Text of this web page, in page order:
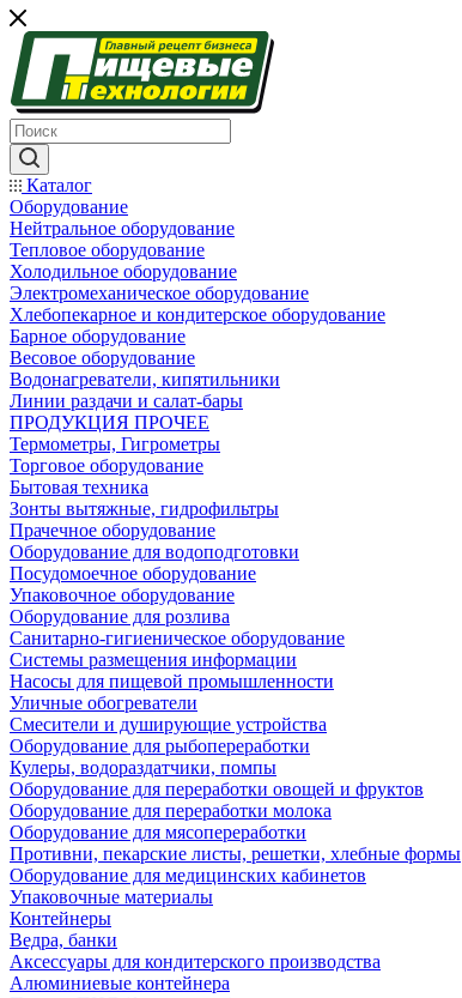
Каталог
Оборудование
Нейтральное оборудование
Тепловое оборудование
Холодильное оборудование
Электромеханическое оборудование
Хлебопекарное и кондитерское оборудование
Барное оборудование
Весовое оборудование
Водонагреватели, кипятильники
Линии раздачи и салат-бары
ПРОДУКЦИЯ ПРОЧЕЕ
Термометры, Гигрометры
Торговое оборудование
Бытовая техника
Зонты вытяжные, гидрофильтры
Прачечное оборудование
Оборудование для водоподготовки
Посудомоечное оборудование
Упаковочное оборудование
Оборудование для розлива
Санитарно-гигиеническое оборудование
Системы размещения информации
Насосы для пищевой промышленности
Уличные обогреватели
Смесители и душирующие устройства
Оборудование для рыбопереработки
Кулеры, водораздатчики, помпы
Оборудование для переработки овощей и фруктов
Оборудование для переработки молока
Оборудование для мясопереработки
Противни, пекарские листы, решетки, хлебные формы
Оборудование для медицинских кабинетов
Упаковочные материалы
Контейнеры
Ведра, банки
Аксессуары для кондитерского производства
Алюминиевые контейнера